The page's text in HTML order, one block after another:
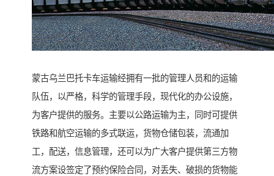
蒙古乌兰巴托卡车运输经拥有一批的管理人员和的运输
队伍，以严格，科学的管理手段，现代化的办公设施，
为客户提供的服务。主要以公路运输为主，同时可提供
铁路和航空运输的多式联运，货物仓储包装，流通加
工，配送，信息管理，还可以为广大客户提供第三方物
流方案设签定了预约保险合同，对丢失、破损的货物能